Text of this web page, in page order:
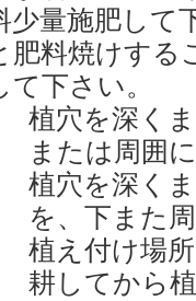
少量施肥して
肥料焼けする
て下さい。
植穴を深く
または周囲
植穴を深く
を、下また
植え付け場
耕してから